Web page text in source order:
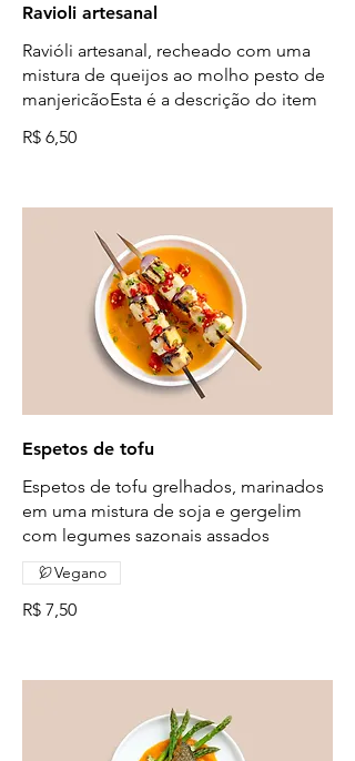
Ravioli artesanal
Ravióli artesanal, recheado com uma
mistura de queijos ao molho pesto de
manjericãoEsta é a descrição do item
R$ 6,50
Espetos de tofu
Espetos de tofu grelhados, marinados
em uma mistura de soja e gergelim
com legumes sazonais assados
R$ 7,50
Vegano